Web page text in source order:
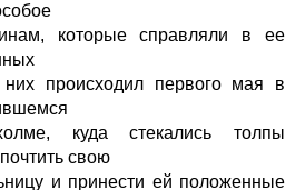
которые справляли в ее
происходил первого мая в
куда стекались толпы
свою
и принести ей положенные